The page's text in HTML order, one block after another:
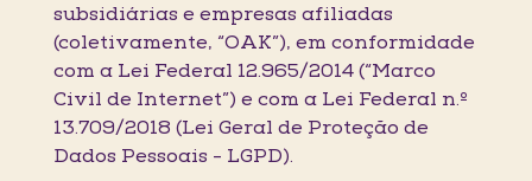
subsidiárias e empresas afiliadas
(coletivamente, “OAK”), em conformidade
com a Lei Federal 12.965/2014 (“Marco
Civil de Internet”) e com a Lei Federal n.º
13.709/2018 (Lei Geral de Proteção de
Dados Pessoais - LGPD).